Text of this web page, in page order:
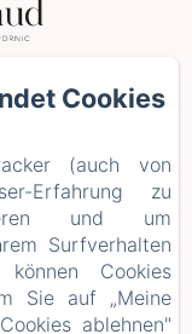
Cookies
(auch von
Erfahrung zu
und um
Surfverhalten
Cookies
Sie auf „Meine
ablehnen"